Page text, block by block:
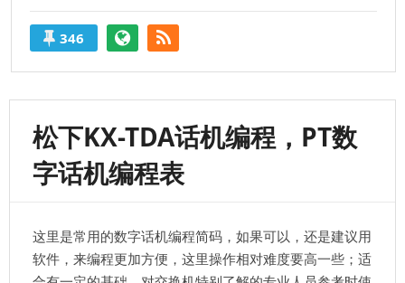
346
上
海
通
信
器
材
销
松下KX-TDA话机编程，PT数
字话机编程表
这里是常用的数字话机编程简码，如果可以，还是建议用
软件，来编程更加方便，这里操作相对难度要高一些；适